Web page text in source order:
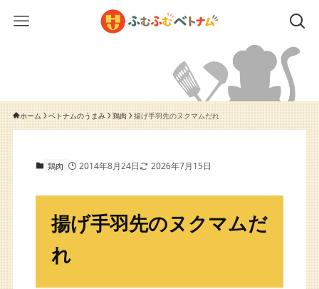
ホーム ベトナムのうまみ 鶏肉 揚げ手羽先のヌクマムだれ
鶏肉 2014年8月24日 2026年7月15日
揚げ手羽先のヌクマムだ
れ